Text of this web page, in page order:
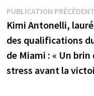
Navigation
de
l’article
PUBLICATION
Kimi Antonelli,
des qualifications
de Miami : « Un brin
stress avant la